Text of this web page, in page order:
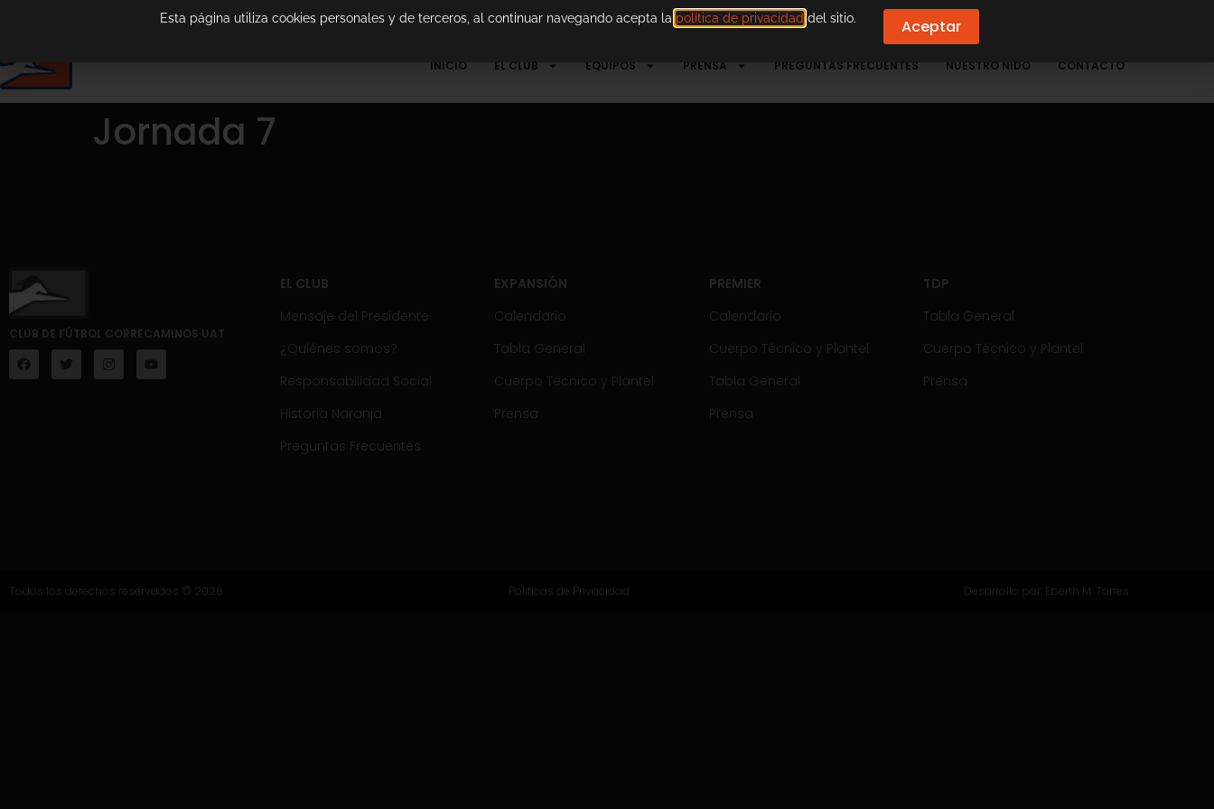
INICIO EL CLUB EQUIPOS PRENSA PREGUNTAS FRECUENTES NUESTRO NIDO CONTACTO
Jornada 7
CLUB DE FÚTBOL CORRECAMINOS UAT
EL CLUB
Mensaje del Presidente
¿Quiénes somos?
Responsabilidad Social
Historia Naranja
Preguntas Frecuentes
EXPANSIÓN
Calendario
Tabla General
Cuerpo Técnico y Plantel
Prensa
PREMIER
Calendario
Cuerpo Técnico y Plantel
Tabla General
Prensa
TDP
Tabla General
Cuerpo Técnico y Plantel
Prensa
Todos los derechos reservados © 2026 Politicas de Privacidad Desarrollo por: Eberth M. Torres
Esta página utiliza cookies personales y de terceros, al continuar navegando acepta la política de privacidad del sitio. Aceptar